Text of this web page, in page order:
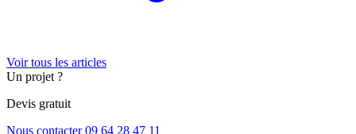
Voir tous les articles
Un projet ?
Devis gratuit
Nous contacter09 64 28 47 11